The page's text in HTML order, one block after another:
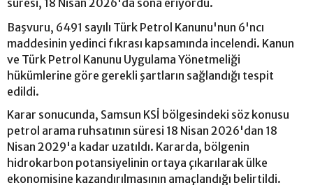
Başvuru, 6491 sayılı Türk Petrol Kanunu'nun 6'ncı
maddesinin yedinci fıkrası kapsamında incelendi. Kanun
ve Türk Petrol Kanunu Uygulama Yönetmeliği
hükümlerine göre gerekli şartların sağlandığı tespit
edildi.
Karar sonucunda, Samsun KSİ bölgesindeki söz konusu
petrol arama ruhsatının süresi 18 Nisan 2026'dan 18
Nisan 2029'a kadar uzatıldı. Kararda, bölgenin
hidrokarbon potansiyelinin ortaya çıkarılarak ülke
ekonomisine kazandırılmasının amaçlandığı belirtildi.